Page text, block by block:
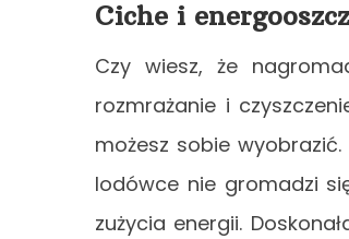
Ciche i
Czy wiesz, że
rozmrażanie i
możesz sobie
lodówce nie gromadzi
zużycia energii.